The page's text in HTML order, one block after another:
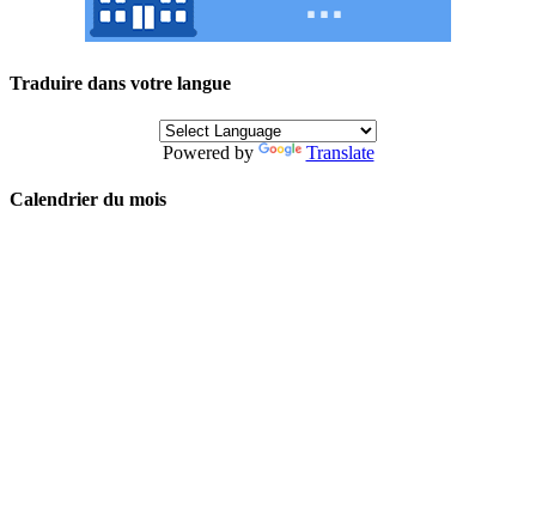
Traduire dans votre langue
Powered by Translate
Calendrier du mois